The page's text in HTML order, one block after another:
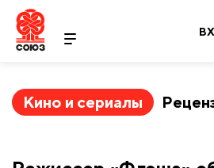
Кино и сериалы